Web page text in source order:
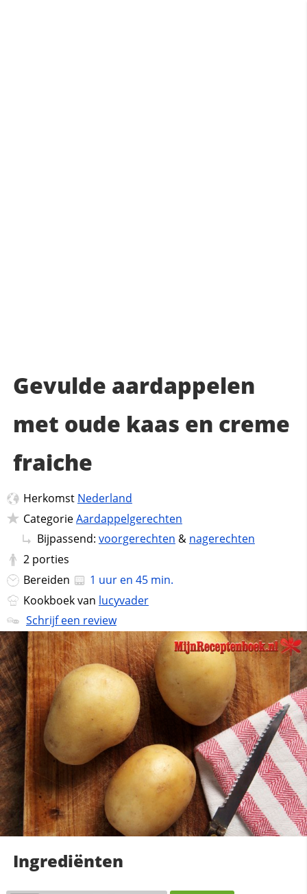
Gevulde aardappelen
met oude kaas en creme
fraiche
Herkomst Nederland
CategorieAardappelgerechten
Bijpassend: voorgerechten & nagerechten
2 porties
Bereiden
1 uur en 45 min.
Kookboek van lucyvader
Schrijf een review
Ingrediënten